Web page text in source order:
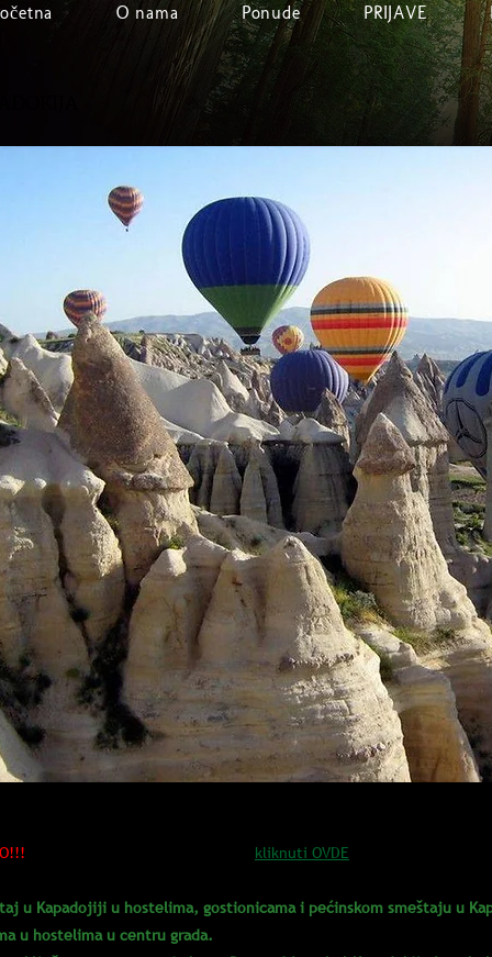
O nama Ponude PRIJAVE
kliknuti OVDE
u Kapadojiji u hostelima, gostionicama i pećinskom smeštaju u
u hostelima u centru grada.